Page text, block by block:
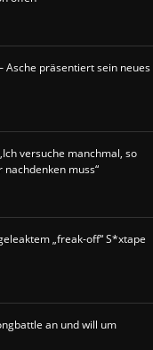
Asche präsentiert sein neues
versuche manchmal, so
muss“
„freak-off“ S*xtape
an und will um